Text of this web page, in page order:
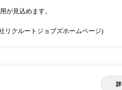
が見込めます。
リクルートジョブズホームページ)